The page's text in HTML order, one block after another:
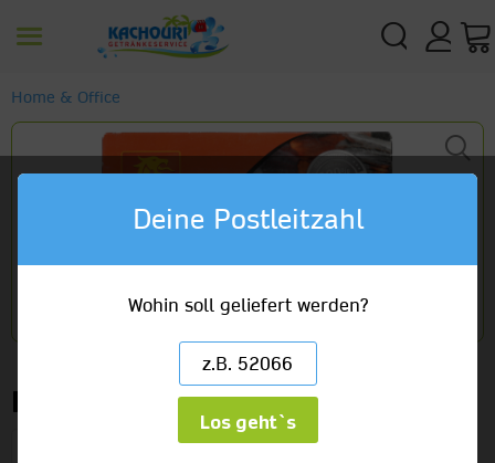
Home & Office
Flash Grillanzünder (Fest)
1 x 32er Packung
Deine Postleitzahl
Wohin soll geliefert werden?
Los geht`s